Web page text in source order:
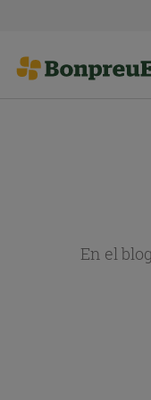
En el